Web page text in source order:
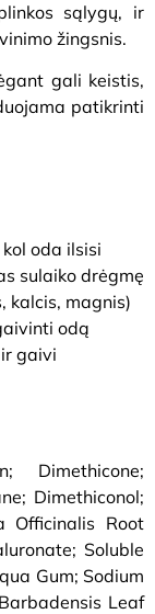
sąlygų, ir
žingsnis.
gali keistis,
patikrinti
oda ilsisi
sulaiko drėgmę
kalcis, magnis)
odą
gaivi
Dimethicone;
Dimethiconol;
Officinalis Root
Soluble
Gum; Sodium
Leaf